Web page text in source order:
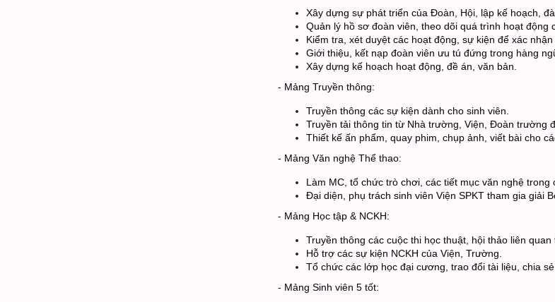
Xây dựng sự phát triển của Đoàn, Hội, lập kế hoạch,
Quản lý hồ sơ đoàn viên, theo dõi quá trình hoạt động
Kiểm tra, xét duyệt các hoạt động, sự kiện để xác
Giới thiệu, kết nạp đoàn viên ưu tú đứng trong hàng
Xây dựng kế hoạch hoạt động, đề án, văn bản.
- Mảng Truyền thông:
Truyền thông các sự kiện dành cho sinh viên.
Truyền tải thông tin từ Nhà trường, Viện, Đoàn trường
Thiết kế ấn phẩm, quay phim, chụp ảnh, viết bài cho
- Mảng Văn nghệ Thể thao:
Làm MC, tổ chức trò chơi, các tiết mục văn nghệ trong
Đại diện, phụ trách sinh viên Viện SPKT tham gia giải
- Mảng Học tập & NCKH:
Truyền thông các cuộc thi học thuật, hội thảo liên
Hỗ trợ các sự kiện NCKH của Viện, Trường.
Tổ chức các lớp học đại cương, trao đổi tài liệu, chia
- Mảng Sinh viên 5 tốt: